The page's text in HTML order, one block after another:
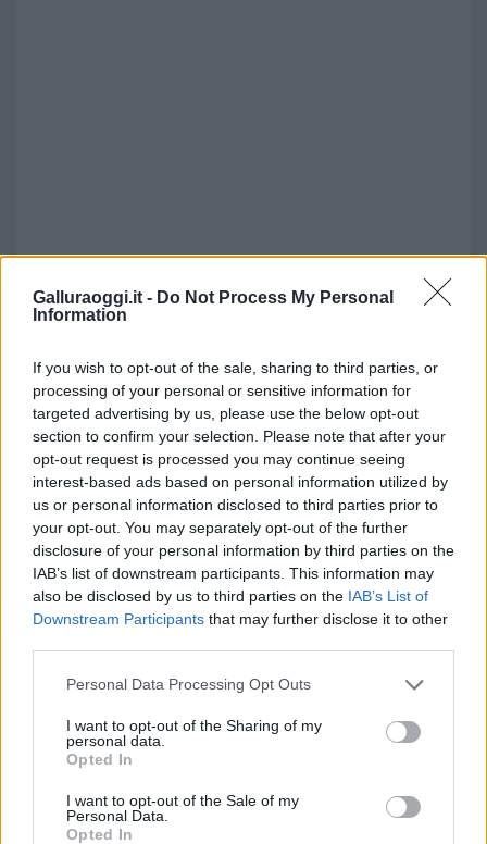
Galluraoggi.it - Do Not Process My Personal
Information
If you wish to opt-out of the sale, sharing to third parties, or
processing of your personal or sensitive information for
targeted advertising by us, please use the below opt-out
section to confirm your selection. Please note that after your
opt-out request is processed you may continue seeing
interest-based ads based on personal information utilized by
us or personal information disclosed to third parties prior to
your opt-out. You may separately opt-out of the further
disclosure of your personal information by third parties on the
IAB’s list of downstream participants. This information may
also be disclosed by us to third parties on the IAB’s List of
Downstream Participants that may further disclose it to other
Please note that this website/app uses one or more Google
not limited to your visit or usage behaviour. You may click to
grant or deny consent to Google and its third-party tags to
use your data for below specified purposes in below Google
consent section.
Personal Data Processing Opt Outs
I want to opt-out of the Sharing of my
personal data.
Opted In
I want to opt-out of the Sale of my
Personal Data.
Opted In
Vuoi rimuovere le pubblicità nazionali?
Puoi abbonarti asoli € 1,10 al mese
Sei già abbonato?
Puoi effettuare l'accesso andando nella